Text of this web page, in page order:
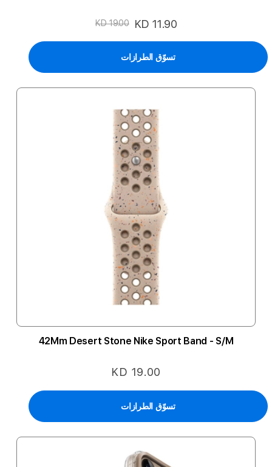
السعر
KD 11.90
KD 19.00
تسوّق الطرازات
42Mm Desert Stone Nike Sport Band - S/M
KD 19.00
تسوّق الطرازات